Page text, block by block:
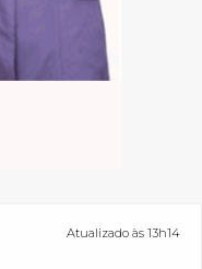
Atualizado às 13h14